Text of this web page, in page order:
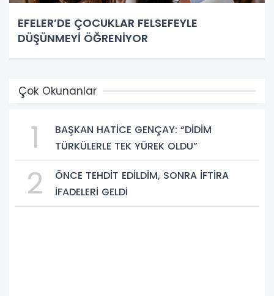
EFELER’DE ÇOCUKLAR FELSEFEYLE
DÜŞÜNMEYİ ÖĞRENİYOR
Çok Okunanlar
1
BAŞKAN HATİCE GENÇAY: “DİDİM
TÜRKÜLERLE TEK YÜREK OLDU”
2
ÖNCE TEHDİT EDİLDİM, SONRA İFTİRA
İFADELERİ GELDİ